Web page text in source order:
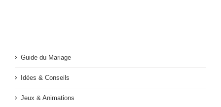
Guide du Mariage
Idées & Conseils
Jeux & Animations